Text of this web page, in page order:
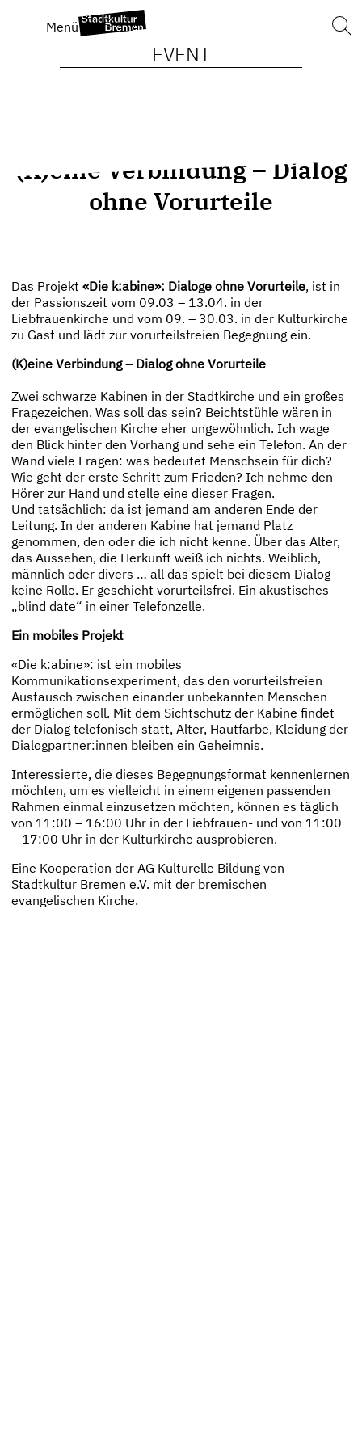
Menü
EVENT
(K)eine Verbindung – Dialog
ohne Vorurteile
Das Projekt «Die k:abine»: Dialoge ohne Vorurteile, ist in
der Passionszeit vom 09.03 – 13.04. in der
Liebfrauenkirche und vom 09. – 30.03. in der Kulturkirche
zu Gast und lädt zur vorurteilsfreien Begegnung ein.
(K)eine Verbindung – Dialog ohne Vorurteile
Zwei schwarze Kabinen in der Stadtkirche und ein großes
Fragezeichen. Was soll das sein? Beichtstühle wären in
der evangelischen Kirche eher ungewöhnlich. Ich wage
den Blick hinter den Vorhang und sehe ein Telefon. An der
Wand viele Fragen: was bedeutet Menschsein für dich?
Wie geht der erste Schritt zum Frieden? Ich nehme den
Hörer zur Hand und stelle eine dieser Fragen.
Und tatsächlich: da ist jemand am anderen Ende der
Leitung. In der anderen Kabine hat jemand Platz
genommen, den oder die ich nicht kenne. Über das Alter,
das Aussehen, die Herkunft weiß ich nichts. Weiblich,
männlich oder divers … all das spielt bei diesem Dialog
keine Rolle. Er geschieht vorurteilsfrei. Ein akustisches
„blind date“ in einer Telefonzelle.
Ein mobiles Projekt
«Die k:abine»: ist ein mobiles
Kommunikationsexperiment, das den vorurteilsfreien
Austausch zwischen einander unbekannten Menschen
ermöglichen soll. Mit dem Sichtschutz der Kabine findet
der Dialog telefonisch statt, Alter, Hautfarbe, Kleidung der
Dialogpartner:innen bleiben ein Geheimnis.
Interessierte, die dieses Begegnungsformat kennenlernen
möchten, um es vielleicht in einem eigenen passenden
Rahmen einmal einzusetzen möchten, können es täglich
von 11:00 – 16:00 Uhr in der Liebfrauen- und von 11:00
– 17:00 Uhr in der Kulturkirche ausprobieren.
Eine Kooperation der AG Kulturelle Bildung von
Stadtkultur Bremen e.V. mit der bremischen
evangelischen Kirche.